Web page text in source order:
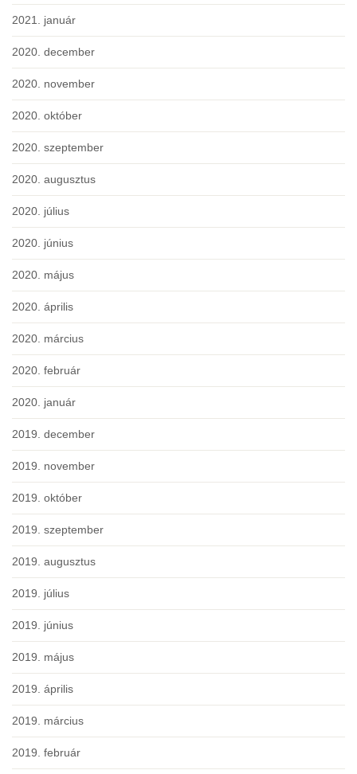
2021. január
2020. december
2020. november
2020. október
2020. szeptember
2020. augusztus
2020. július
2020. június
2020. május
2020. április
2020. március
2020. február
2020. január
2019. december
2019. november
2019. október
2019. szeptember
2019. augusztus
2019. július
2019. június
2019. május
2019. április
2019. március
2019. február